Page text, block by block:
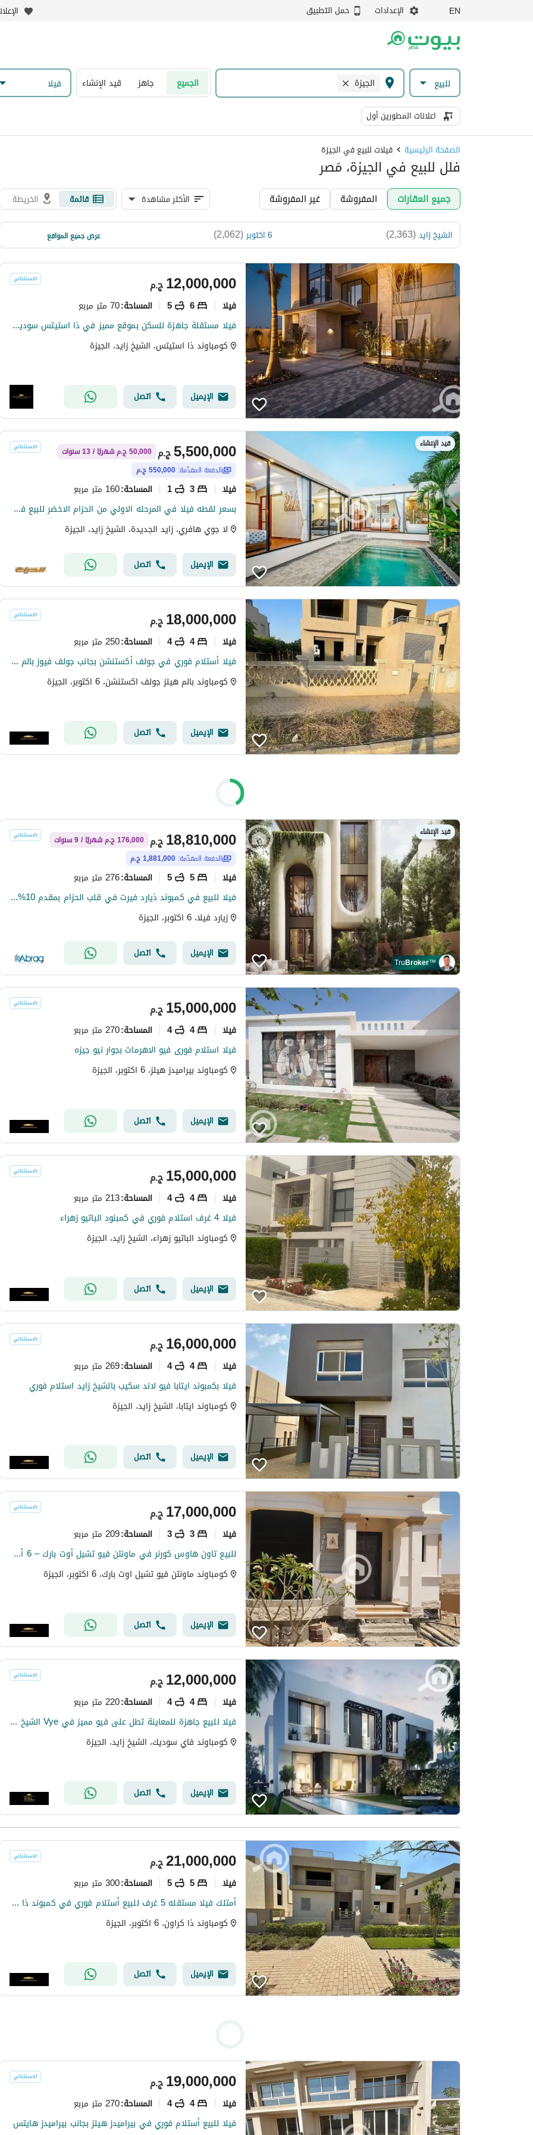
EN الإعدادات حمل التطبيق
للبيع الجيزة الجميع جاهز قيد الإنشاء فیلا
اعلانات المطورين أول
الصفحة الرئيسية فيلات للبيع في الجيزة
فلل للبيع في الجيزة، مَصر
جميع العقارات المفروشة غير المفروشة الأكثر مشاهدة قائمة الخريطة
الشيخ زايد(
2,363
) 6 اكتوبر (
2,062
) حدائق الاهرام
(
34
)
الدقى
(
5
)
عرض جميع المواقع
ج.م12,000,000
فیلا 6
5 المساحة:70 متر مربع
فيلا مستقلة جاهزة للسكن بموقع مميز في ذا استيتس سوديك بالقرب من بيفرلي هيلز
كومباوند ذا استيتس، الشيخ زايد، الجيزة
الإيميل اتصل
قيد الإنشاء
ج.م5,500,000
50,000 ج.م شهريًا / 13 سنوات
الدفعة المقدّمة: 550,000 ج.م
فیلا 3
1 المساحة:160 متر مربع
بسعر لقطه فيلا في المرحله الاولي من الحزام الاخضر للبيع في زايد ب550 الف مقدم 160م+93م رروف بأرخص قسط شهري
لا جوي هافري، زايد الجديدة، الشيخ زايد، الجيزة
الإيميل اتصل
ج.م18,000,000
فیلا 4
4 المساحة:250 متر مربع
فيلا أستلام فوري في جولف أكستنشن بجانب جولف فيوز بالم هيلز
كومباوند بالم هيلز جولف اكستنشن، 6 اكتوبر، الجيزة
الإيميل اتصل
قيد الإنشاء
TruBroker™
ج.م18,810,000
176,000 ج.م شهريًا / 9 سنوات
الدفعة المقدّمة: 1,881,000 ج.م
فیلا 5
5 المساحة:276 متر مربع
فيلا للبيع في كمبوند ذيارد فيرت في قلب الحزام بمقدم 10% وخصم لحد 20 %
زيارد فيلا، 6 اكتوبر، الجيزة
الإيميل اتصل
ج.م15,000,000
فیلا 4
4 المساحة:270 متر مربع
فيلا استلام فورى فيو الاهرمات بجوار نيو جيزه
كومباوند بيراميدز هيلز، 6 اكتوبر، الجيزة
الإيميل اتصل
ج.م15,000,000
فیلا 4
4 المساحة:213 متر مربع
فيلا 4 غرف استلام فوري في كمبنود الباتيو زهراء
كومباوند الباتيو زهراء، الشيخ زايد، الجيزة
الإيميل اتصل
ج.م16,000,000
فیلا 4
4 المساحة:269 متر مربع
فيلا بكمبوند ايتابا فيو لاند سكيب بالشيخ زايد استلام فوري
كومباوند ايتابا، الشيخ زايد، الجيزة
الإيميل اتصل
ج.م17,000,000
فیلا 3
3 المساحة:209 متر مربع
للبيع تاون هاوس كورنر في ماونتن فيو تشيل أوت بارك – 6 أكتوبر
كومباوند ماونتن فيو تشيل اوت بارك، 6 اكتوبر، الجيزة
الإيميل اتصل
ج.م12,000,000
فیلا 4
4 المساحة:220 متر مربع
فيلا للبيع جاهزة للمعاينة تطل على فيو مميز في Vye الشيخ زايد
كومباوند فاي سوديك، الشيخ زايد، الجيزة
الإيميل اتصل
ج.م21,000,000
فیلا 5
5 المساحة:300 متر مربع
أمتلك فيلا مستقله 5 غرف للبيع أستلام فوري في كمبوند ذا كراون بالم هيلز
كومباوند ذا كراون، 6 اكتوبر، الجيزة
الإيميل اتصل
ج.م19,000,000
فیلا 4
4 المساحة:270 متر مربع
فيلا للبيع أستلام فوري في بيراميدز هيلز بجانب بيراميدز هايتس